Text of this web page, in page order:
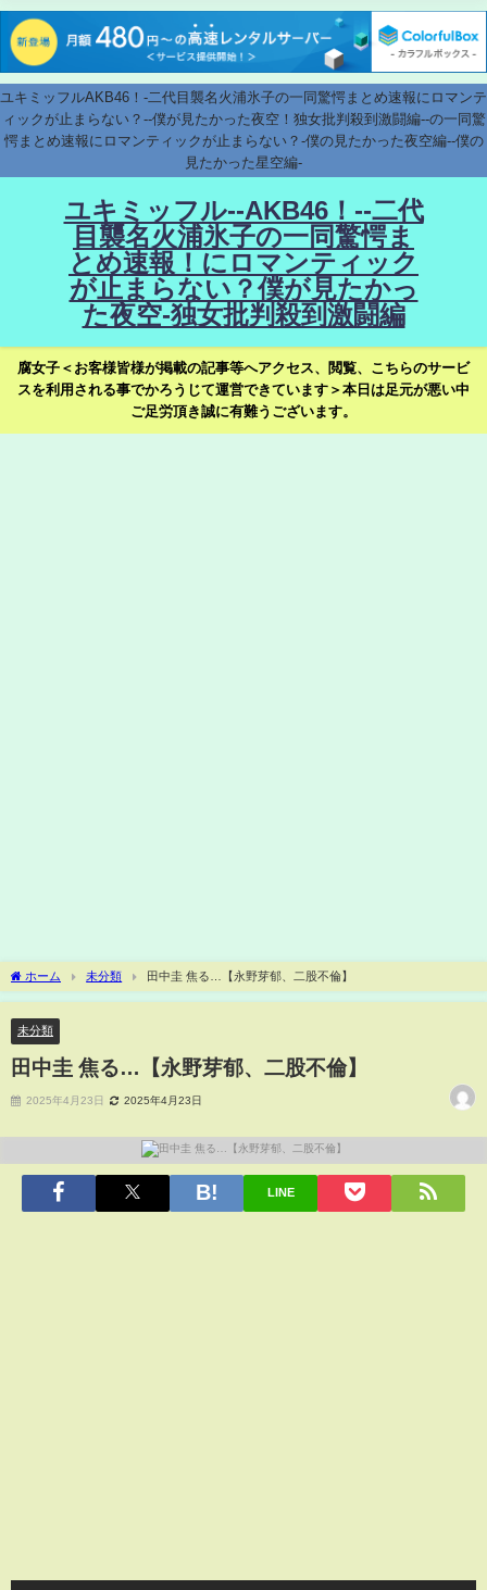
ユキミッフルAKB46！-二代目襲名火浦氷子の一同驚愕まとめ速報にロマンテ
ィックが止まらない？--僕が見たかった夜空！独女批判殺到激闘編--の一同驚
愕まとめ速報にロマンティックが止まらない？-僕の見たかった夜空編--僕の
見たかった星空編-
ユキミッフル--AKB46！--二代
目襲名火浦氷子の一同驚愕ま
とめ速報！にロマンティック
が止まらない？僕が見たかっ
た夜空-独女批判殺到激闘編
腐女子＜お客様皆様が掲載の記事等へアクセス、閲覧、こちらのサービ
スを利用される事でかろうじて運営できています＞本日は足元が悪い中
ご足労頂き誠に有難うございます。
ホーム 未分類 田中圭 焦る…【永野芽郁、二股不倫】
未分類
田中圭 焦る…【永野芽郁、二股不倫】
2025年4月23日 2025年4月23日
LINE